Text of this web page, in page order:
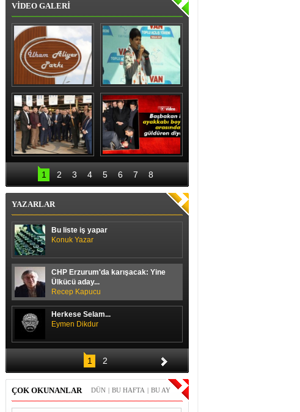
VİDEO GALERİ
İlham Aliyev Parkı
Törenle Açıldı
Vanlı çocuk gülme
krizine soktu
Bilal Erdoğan hedefi
12’den vurdu
Başbakan ile
ayakkabı boyacısı
arasında güldüren
diyalog
1 2 3 4 5 6 7 8
YAZARLAR
Bu liste iş yapar
Konuk Yazar
CHP Erzurum'da karışacak: Yine
Ülkücü aday...
Recep Kapucu
Herkese Selam...
Eymen Dikdur
Durmuş Duran
1 2
ÇOK OKUNANLAR BU AY
|
BU HAFTA
|
DÜN